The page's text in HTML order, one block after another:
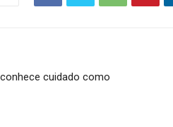
cuidado como